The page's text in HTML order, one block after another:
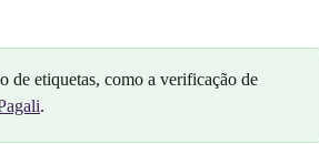
de etiquetas, como a verificação de
.